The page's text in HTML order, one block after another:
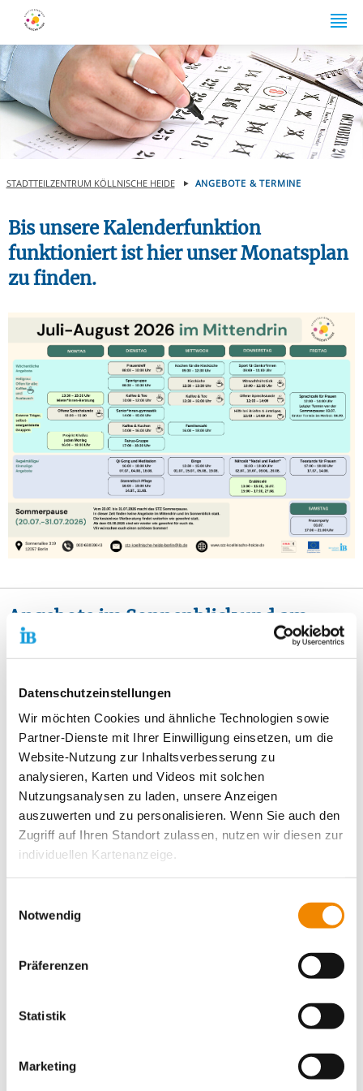
Datenschutzeinstellungen
Wir möchten Cookies und ähnliche Technologien sowie
Partner-Dienste mit Ihrer Einwilligung einsetzen, um die
Website-Nutzung zur Inhaltsverbesserung zu
analysieren, Karten und Videos mit solchen
Nutzungsanalysen zu laden, unsere Anzeigen
auszuwerten und zu personalisieren. Wenn Sie auch den
Zugriff auf Ihren Standort zulassen, nutzen wir diesen zur
individuellen Kartenanzeige.
unsere Partner Daten wie Ihre IP-Adresse und
verarbeiten diese zusammen mit Daten von anderen
Websites. Die Partner erkennen mitunter auch, wenn Sie
zum Website-Besuch verschiedene Geräte verwenden,
kann die Datenübertragung in Drittländer (insb. die USA)
nicht ausgeschlossen werden. Dort ist kein der EU
zusätzlichen Risiken für Ihre Daten führen kann.
Notwendig
Präferenzen
Statistik
Marketing
Springe zum Inhalt
STADTTEILZENTRUM KÖLLNISCHE HEIDE ANGEBOTE & TERMINE
Bis unsere Kalenderfunktion
funktioniert ist hier unser Monatsplan
zu finden.
Angebote im Sonnenblick und am
Dammweg 216
Vorherige Folie anzeigen